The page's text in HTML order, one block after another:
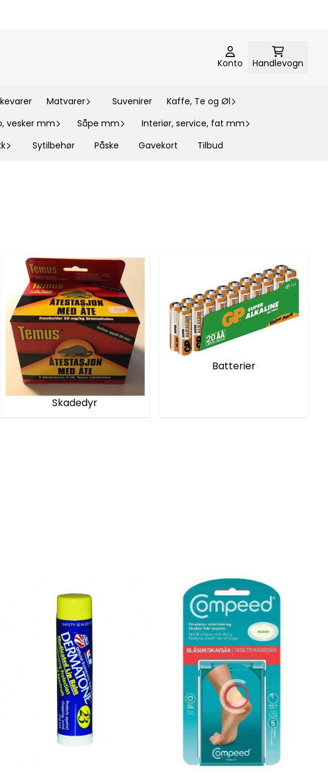
Konto Handlevogn
Matvarer Suvenirer
Kaffe, Te og Øl
vesker mm Såpe mm
Interiør, service, fat mm
Sytilbehør Påske Gavekort Tilbud
Skadedyr
Batterier